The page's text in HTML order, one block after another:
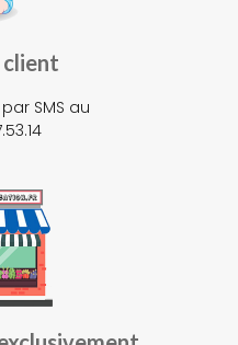
client
SMS au